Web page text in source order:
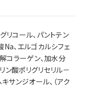
リコール、パントテン
Na、エルゴカルシフェ
コラーゲン、加水分
ン酸ポリグリセリル－
サンジオール、（アク